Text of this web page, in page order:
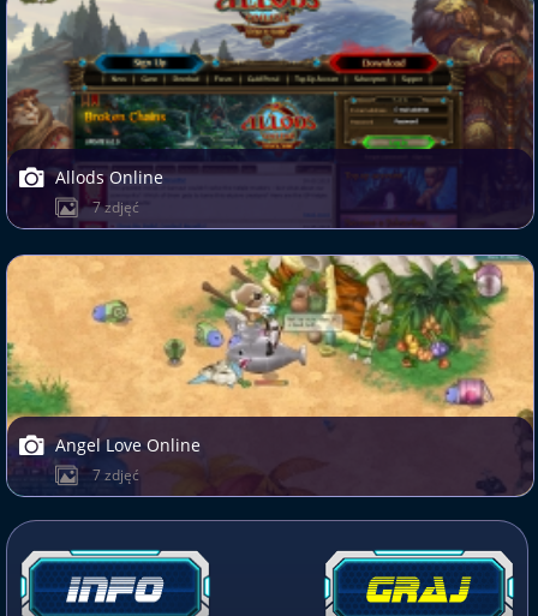
Allods Online
7 zdjęć
Angel Love Online
7 zdjęć